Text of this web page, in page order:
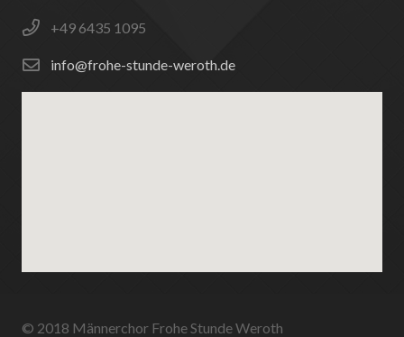
+49 6435 1095
info@frohe-stunde-weroth.de
© 2018 Männerchor Frohe Stunde Weroth